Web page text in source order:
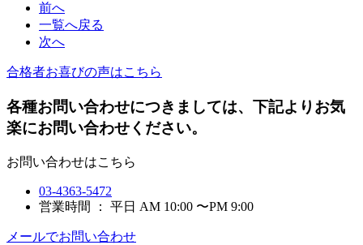
前へ
一覧へ戻る
次へ
合格者お喜びの声はこちら
各種お問い合わせにつきましては、下記よりお気
楽にお問い合わせください。
お問い合わせはこちら
03-4363-5472
営業時間 ： 平日 AM 10:00 〜PM 9:00
メールでお問い合わせ